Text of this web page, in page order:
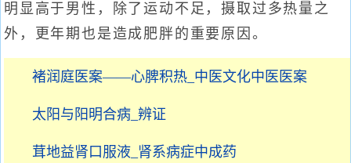
明显高于男性，除了运动不足，摄取过多热量之
外，更年期也是造成肥胖的重要原因。
褚润庭医案——心脾积热_中医文化中医医案
太阳与阳明合病_辨证
茸地益肾口服液_肾系病症中成药